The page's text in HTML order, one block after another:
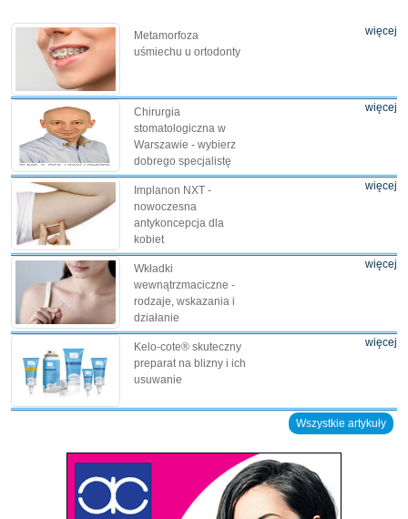
Metamorfoza
uśmiechu u ortodonty
więcej
Chirurgia
stomatologiczna w
Warszawie - wybierz
dobrego specjalistę
więcej
Implanon NXT -
nowoczesna
antykoncepcja dla
kobiet
więcej
Wkładki
wewnątrzmaciczne -
rodzaje, wskazania i
działanie
więcej
Kelo-cote® skuteczny
preparat na blizny i ich
usuwanie
więcej
Wszystkie artykuły